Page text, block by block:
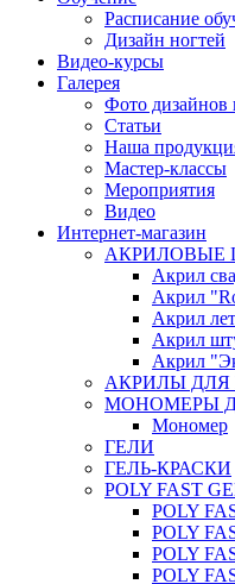
Расписание
Дизайн ногтей
Видео-курсы
Галерея
Фото дизайнов
Статьи
Наша
Мастер-классы
Мероприятия
Видео
Интернет-магазин
АКРИЛОВЫЕ
Акрил
Акрил
Акрил
Акрил
Акрил
АКРИЛЫ
МОНОМЕРЫ
Мономер
ГЕЛИ
ГЕЛЬ-КРАСКИ
POLY FAST
POLY
POLY
POLY
POLY